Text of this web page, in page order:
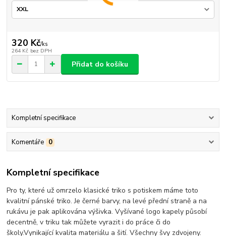
320 Kč/ks
264 Kč bez DPH
Přidat do košíku
Kompletní specifikace
Komentáře 0
Kompletní specifikace
Pro ty, které už omrzelo klasické triko s potiskem máme toto
kvalitní pánské triko. Je černé barvy, na levé přední straně a na
rukávu je pak aplikována výšivka. Vyšívané logo kapely působí
decentně, v triku tak můžete vyrazit i do práce či do
školy.Vynikající kvalita materiálu a šití. Všechny švy zdvojeny.